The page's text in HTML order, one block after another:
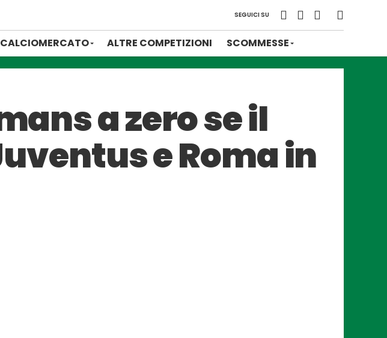
SEGUICI SU
CALCIOMERCATO ALTRE COMPETIZIONI SCOMMESSE
a zero se il
e Roma in